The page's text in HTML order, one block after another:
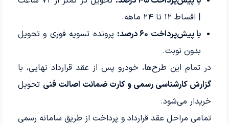
| اقساط ۱۲ تا ۲۴ ماهه.
با پیش‌پرداخت ۶۰ درصد:
پرونده تسویه فوری و تحویل
بدون نوبت.
در تمام این طرح‌ها، خودرو پس از عقد قرارداد نهایی، با
گزارش کارشناسی رسمی و کارت ضمانت اصالت فنی تحویل
خریدار می‌شود.
تمامی مراحل عقد قرارداد و پرداخت از طریق سامانه رسمی